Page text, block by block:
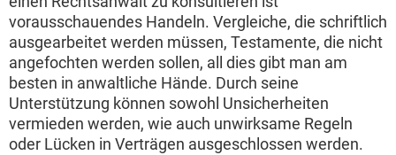
vorausschauendes Handeln. Vergleiche, die schriftlich
ausgearbeitet werden müssen, Testamente, die nicht
angefochten werden sollen, all dies gibt man am
besten in anwaltliche Hände. Durch seine
Unterstützung können sowohl Unsicherheiten
vermieden werden, wie auch unwirksame Regeln
oder Lücken in Verträgen ausgeschlossen werden.